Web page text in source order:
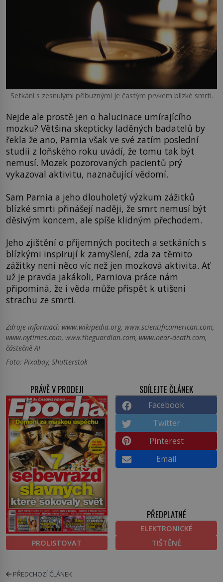
Setkání s zesnulými příbuznými je častým prvkem blízké smrti.
Nejde ale prostě jen o halucinace umírajícího
mozku? Většina skepticky laděných badatelů by
řekla že ano, Parnia však ve své zatím poslední
studii z loňského roku uvádí, že tomu tak být
nemusí. Mozek pozorovaných pacientů prý
vykazoval aktivitu, naznačující vědomí.
Sam Parnia a jeho dlouholetý výzkum zážitků
blízké smrti přinášejí naději, že smrt nemusí být
děsivým koncem, ale spíše klidným přechodem.
Jeho zjištění o příjemných pocitech a setkáních s
blízkými inspirují k zamyšlení, zda za těmito
zážitky není něco víc než jen mozková aktivita. Ať
už je pravda jakákoli, Parniova práce nám
připomíná, že i věda může přispět k utišení
strachu ze smrti.
Zdroje informací: www.wikipedia.org, www.scientificamerican.com,
www.nytimes.com, www.theguardian.com, www.near-death.com,
částečně AI
Foto: Pixabay, Shutterstok
PRÁVĚ V PRODEJI
PROLISTOVAT
SDÍLEJTE ČLÁNEK
Facebook
Twitter
Pinterest
Email
PŘEDPLATNÉ
ELEKTRONICKÉ
TIŠTĚNÉ
PŘEDCHOZÍ ČLÁNEK